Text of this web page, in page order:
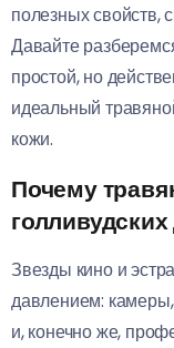
полезных свойств,
Давайте
простой, но
идеальный
кожи.
Почему
Звезды кино и
давлением: камеры,
и, конечно же,